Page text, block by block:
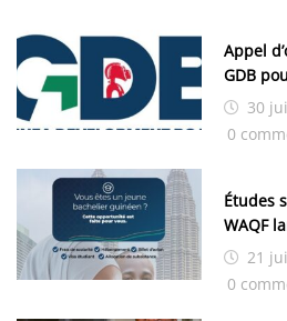
Appel
GDB
30
0
Études
WAQF
bourses
21
0